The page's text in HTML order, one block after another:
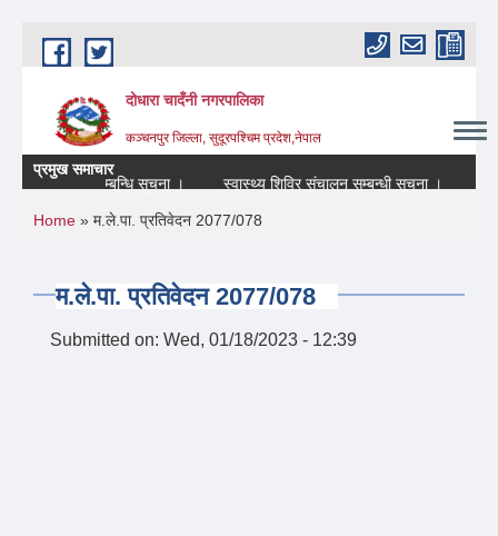
Skip to main content
दोधारा चादँनी नगरपालिका
कञ्चनपुर जिल्ला, सुदूरपश्चिम प्रदेश,नेपाल
प्रमुख समाचार
बन्द रहने सम्बन्धि सूचना ।
स्वास्थ्य शिविर संचालन सम्बन्धी सूचना ।
You are here
Home » म.ले.पा. प्रतिवेदन 2077/078
म.ले.पा. प्रतिवेदन 2077/078
Submitted on: Wed, 01/18/2023 - 12:39